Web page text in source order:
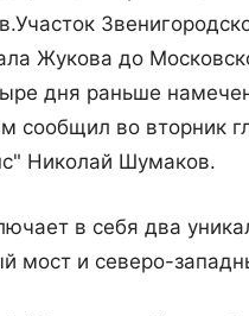
Участок
Жукова до
дня раньше
сообщил во вторник
Николай Шумаков.
в себя два
мост и северо-